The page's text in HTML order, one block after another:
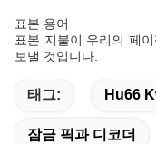
표본 용어
표본 지불이 우리의 페
보낼 것입니다.
태그: Hu66
잠금 픽과 디코더